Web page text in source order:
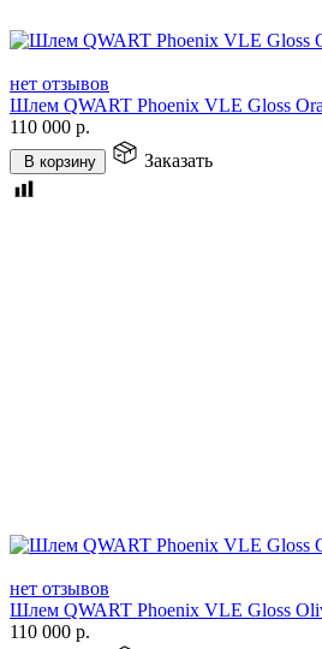
нет отзывов
Шлем QWART Phoenix VLE Gloss
110 000 р.
В корзину Заказать
нет отзывов
Шлем QWART Phoenix VLE Gloss
110 000 р.